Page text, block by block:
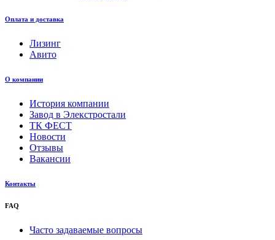
Оплата и доставка
Лизинг
Авито
О компании
История компании
Завод в Элекстростали
ТК ФЕСТ
Новости
Отзывы
Вакансии
Контакты
FAQ
Часто задаваемые вопросы